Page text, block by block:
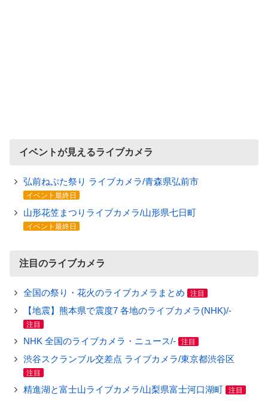
イベントが見えるライブカメラ
弘前ねぷた祭り ライブカメラ/青森県弘前市
イベント最終日
山形花笠まつりライブカメラ/山形県七日町
イベント最終日
注目のライブカメラ
全国の祭り・花火のライブカメラまとめ 注目
【地震】熊本県で震度7 各地のライブカメラ(NHK)/-
注目
NHK 全国のライブカメラ・ニュース/- 注目
渋谷スクランブル交差点 ライブカメラ/東京都渋谷区
注目
精進湖と富士山ライブカメラ/山梨県富士河口湖町 注目